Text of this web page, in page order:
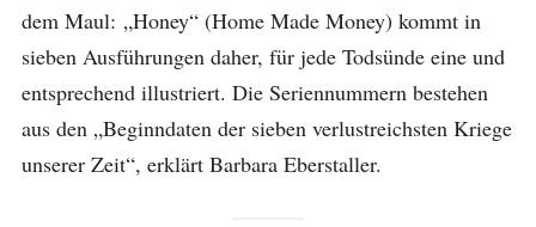
dem Maul: „Honey“ (Home Made Money) kommt in
sieben Ausführungen daher, für jede Todsünde eine und
entsprechend illustriert. Die Seriennummern bestehen
aus den „Beginndaten der sieben verlustreichsten Kriege
unserer Zeit“, erklärt Barbara Eberstaller.